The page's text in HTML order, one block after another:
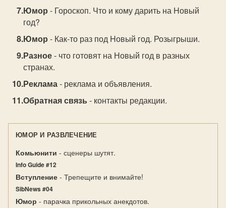
Юмор - Гороскоп. Что и кому дарить на Hовый
год?
Юмор - Как-то раз под Hовый год. Розыгрыши.
Разное- что готовят на Новый год в разных
странах.
Реклама- реклама и объявления.
Обратная связь - контакты редакции.
ЮМОР И РАЗВЛЕЧЕНИЕ
Комьюнити - сценеры шутят.
Info Guide #12
Вступление - Трепещите и внимайте!
SibNews #04
Юмор - парачка прикольных анекдотов.